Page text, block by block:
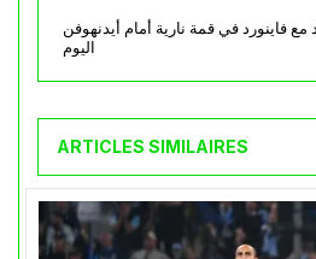
فاينورد في قمة نارية أمام أيدنهوفن
اليوم
ARTICLES SIMILAIRES